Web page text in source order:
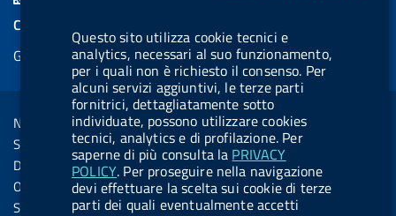
Questo sito utilizza cookie tecnici e
analytics, necessari al suo funzionamento,
per i quali non è richiesto il consenso. Per
alcuni servizi aggiuntivi, le terze parti
fornitrici, dettagliatamente sotto
individuate, possono utilizzare cookies
tecnici, analytics e di profilazione. Per
saperne di più consulta la PRIVACY
POLICY. Per proseguire nella navigazione
devi effettuare la scelta sui cookie di terze
parti dei quali eventualmente accetti
l
.
b
u
t
t
o
n
s
k
y
u
b
e
l
.
b
u
t
t
o
n
COOKIES
Gestione cookie
Sezione Link Utili
Note legali
Social Media Policy
Dichiarazione di accessibilità
Obiettivi di accessibilità
Statistiche sito